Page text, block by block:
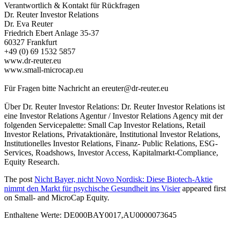
Verantwortlich & Kontakt für Rückfragen
Dr. Reuter Investor Relations
Dr. Eva Reuter
Friedrich Ebert Anlage 35-37
60327 Frankfurt
+49 (0) 69 1532 5857
www.dr-reuter.eu
www.small-microcap.eu
Für Fragen bitte Nachricht an ereuter@dr-reuter.eu
Über Dr. Reuter Investor Relations: Dr. Reuter Investor Relations ist
eine Investor Relations Agentur / Investor Relations Agency mit der
folgenden Servicepalette: Small Cap Investor Relations, Retail
Investor Relations, Privataktionäre, Institutional Investor Relations,
Institutionelles Investor Relations, Finanz- Public Relations, ESG-
Services, Roadshows, Investor Access, Kapitalmarkt-Compliance,
Equity Research.
The post Nicht Bayer, nicht Novo Nordisk: Diese Biotech-Aktie
nimmt den Markt für psychische Gesundheit ins Visierappeared first
on Small- and MicroCap Equity.
Enthaltene Werte: DE000BAY0017,AU0000073645